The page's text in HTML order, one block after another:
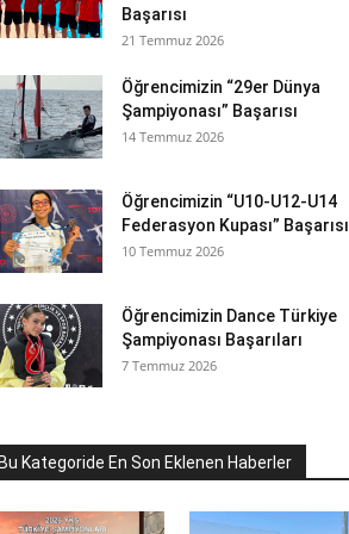
Başarısı
21 Temmuz 2026
Öğrencimizin “29er Dünya
Şampiyonası” Başarısı
14 Temmuz 2026
Öğrencimizin “U10-U12-U14
Federasyon Kupası” Başarısı
10 Temmuz 2026
Öğrencimizin Dance Türkiye
Şampiyonası Başarıları
7 Temmuz 2026
Kategoride En Son Eklenen Haberler